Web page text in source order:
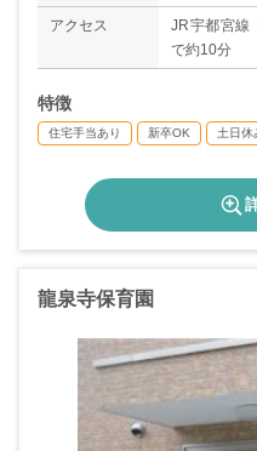
◇看護休暇
◇子ども休暇
◇年次有給
アクセス
JR宇都宮線
で約10分
特徴
住宅手当あり 新卒OK 土日休
龍泉寺保育園